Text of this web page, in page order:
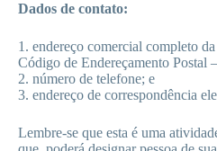
Dados de contato:
1. endereço comercial completo
Código de Endereçamento Postal
2. número de telefone; e
3. endereço de correspondência
Lembre-se que esta é uma